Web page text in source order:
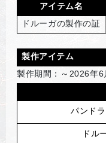
アイテム名
ドルーガの製作の証
製作アイテム
製作期間：～2026年
パンド
ドル